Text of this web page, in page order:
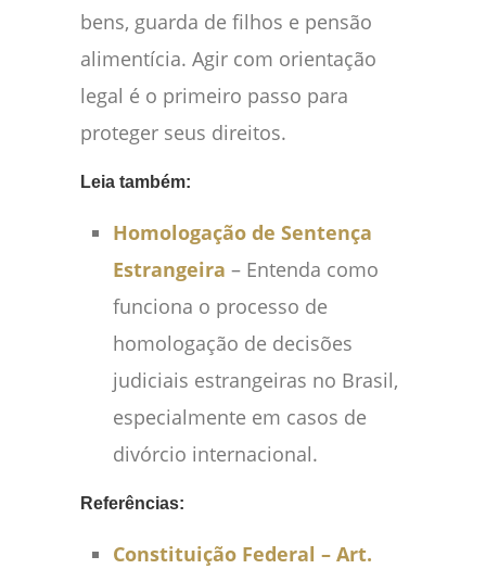
bens, guarda de filhos e pensão
alimentícia. Agir com orientação
legal é o primeiro passo para
proteger seus direitos.
Leia também:
Homologação de Sentença
Estrangeira – Entenda como
funciona o processo de
homologação de decisões
judiciais estrangeiras no Brasil,
especialmente em casos de
divórcio internacional.
Referências:
Constituição Federal – Art.